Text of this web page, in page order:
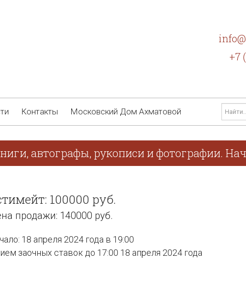
+7
Контакты Московский Дом Ахматовой
автографы, рукописи и фотографии.
100000 руб.
продажи: 140000 руб.
18 апреля 2024 года в 19:00
заочных ставок до 17:00 18 апреля 2024 года